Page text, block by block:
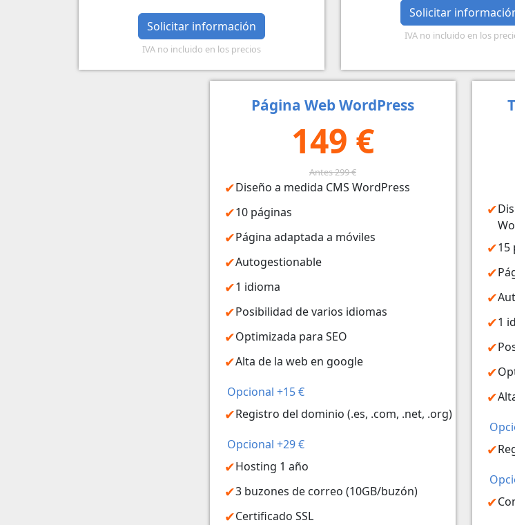
Solicitar información
IVA no incluido en los precios
Solicitar
IVA no incluido en los
Página Web WordPress
149 €
Antes 299 €
Diseño a medida CMS WordPress
10 páginas
Página adaptada a móviles
Autogestionable
1 idioma
Posibilidad de varios idiomas
Optimizada para SEO
Alta de la web en google
Opcional +15 €
Registro del dominio (.es, .com, .net, .org)
Opcional +29 €
Hosting 1 año
3 buzones de correo (10GB/buzón)
Certificado SSL
15
1